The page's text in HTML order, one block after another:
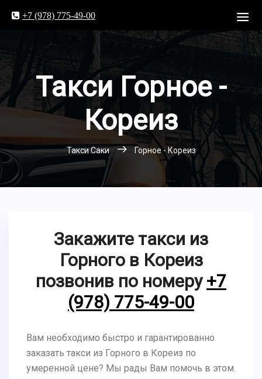
+7 (978) 775-49-00
Такси Горное -
Кореиз
Такси Саки Горное - Кореиз
Закажите такси из
Горного в Кореиз
позвонив по номеру +7
(978) 775-49-00
Вам необходимо быстро и гарантированно
заказать такси из Горного в Кореиз по
умеренной цене? Мы рады Вам помочь в этом.